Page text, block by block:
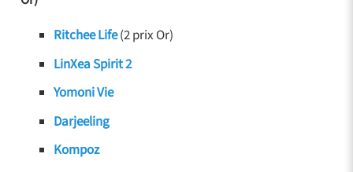
Ritchee Life(2 prix Or)
LinXea Spirit 2
Yomoni Vie
Darjeeling
Kompoz